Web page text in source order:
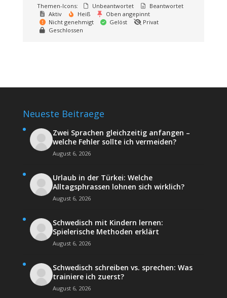
Themen-Icons:
Unbeantwortet
Beantwortet
Aktiv
Heiß
Oben angepinnt
Nicht genehmigt
Gelöst
Privat
Geschlossen
Neueste Beitraege
Zwei Sprachen gleichzeitig anfangen –
welche Fehler sollte ich vermeiden?
August 6, 2026
Urlaub in der Türkei: Welche
Alltagsphrassen lohnen sich wirklich?
August 6, 2026
Schwedisch mit Kindern lernen:
Spielerische Methoden erklärt
August 6, 2026
Schwedisch schreiben vs. sprechen: Was
trainiere ich zuerst?
August 6, 2026